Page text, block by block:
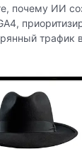
почему ИИ
трафик